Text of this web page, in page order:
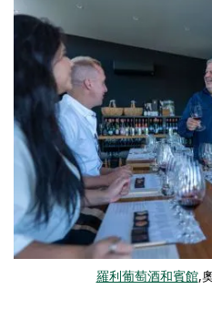
羅利葡萄酒和賓館,